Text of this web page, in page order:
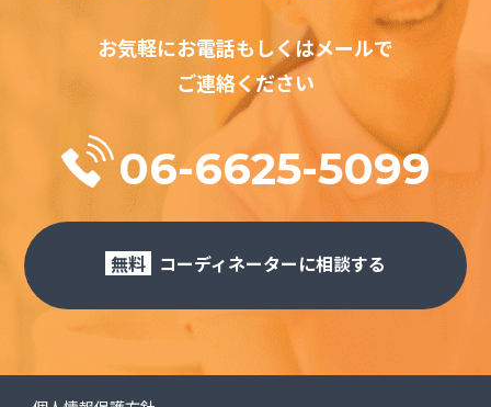
お気軽にお電話もしくはメールで
ご連絡ください
06-6625-5099
無料 コーディネーターに相談する